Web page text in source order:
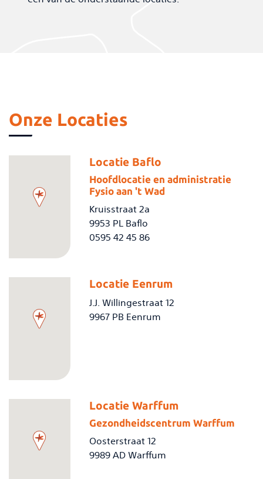
Onze Locaties
Locatie Baflo
Hoofdlocatie en administratie
Fysio aan 't Wad
Kruisstraat 2a
9953 PL Baflo
0595 42 45 86
Locatie Eenrum
J.J. Willingestraat 12
9967 PB Eenrum
Locatie Warffum
Gezondheidscentrum Warffum
Oosterstraat 12
9989 AD Warffum